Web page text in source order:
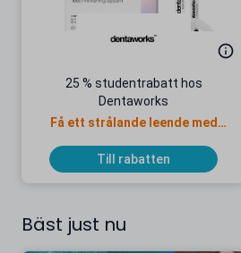
25 % studentrabatt hos
Dentaworks
Få ett strålande leende med
Till rabatten
Bäst just nu